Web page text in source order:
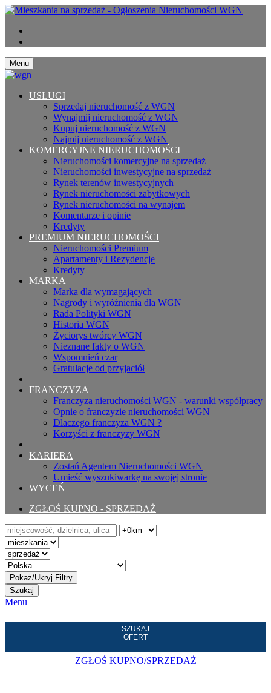
Menu
USŁUGI
Sprzedaj nieruchomość z WGN
Wynajmij nieruchomość z WGN
Kupuj nieruchomość z WGN
Najmij nieruchomość z WGN
KOMERCYJNE NIERUCHOMOŚCI
Nieruchomości komercyjne na sprzedaż
Nieruchomości inwestycyjne na sprzedaż
Rynek terenów inwestycyjnych
Rynek nieruchomości zabytkowych
Rynek nieruchomości na wynajem
Komentarze i opinie
Kredyty
PREMIUM NIERUCHOMOŚCI
Nieruchomości Premium
Apartamenty i Rezydencje
Kredyty
MARKA
Marka dla wymagających
Nagrody i wyróżnienia dla WGN
Rada Polityki WGN
Historia WGN
Życiorys twórcy WGN
Nieznane fakty o WGN
Wspomnień czar
Gratulacje od przyjaciół
FRANCZYZA
Franczyza nieruchomości WGN - warunki współpracy
Opnie o franczyzie nieruchomości WGN
Dlaczego franczyza WGN ?
Korzyści z franczyzy WGN
KARIERA
Zostań Agentem Nieruchomości WGN
Umieść wyszukiwarkę na swojej stronie
WYCEŃ
ZGŁOŚ KUPNO - SPRZEDAŻ
Szukaj
Menu
SZUKAJ
OFERT
ZGŁOŚ KUPNO/SPRZEDAŻ